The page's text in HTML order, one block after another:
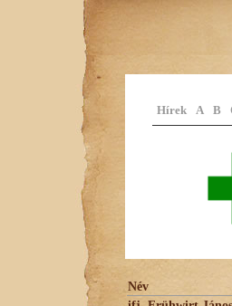
Hírek A B
Név